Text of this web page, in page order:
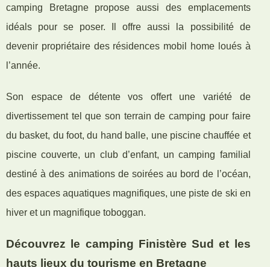
camping Bretagne propose aussi des emplacements
idéals pour se poser. Il offre aussi la possibilité de
devenir propriétaire des résidences mobil home loués à
l’année.
Son espace de détente vos offert une variété de
divertissement tel que son terrain de camping pour faire
du basket, du foot, du hand balle, une piscine chauffée et
piscine couverte, un club d’enfant, un camping familial
destiné à des animations de soirées au bord de l’océan,
des espaces aquatiques magnifiques, une piste de ski en
hiver et un magnifique toboggan.
Découvrez le camping Finistère Sud et les
hauts lieux du tourisme en Bretagne